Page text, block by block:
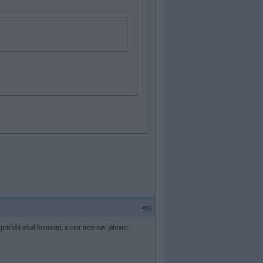
#65
atkal konusiņi, a caur tiem nav jābrauc.